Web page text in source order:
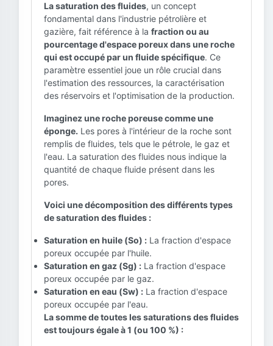
La saturation des fluides, un concept
fondamental dans l'industrie pétrolière et
gazière, fait référence à la fraction ou au
pourcentage d'espace poreux dans une roche
qui est occupé par un fluide spécifique. Ce
paramètre essentiel joue un rôle crucial dans
l'estimation des ressources, la caractérisation
des réservoirs et l'optimisation de la production.
Imaginez une roche poreuse comme une
éponge. Les pores à l'intérieur de la roche sont
remplis de fluides, tels que le pétrole, le gaz et
l'eau. La saturation des fluides nous indique la
quantité de chaque fluide présent dans les
pores.
Voici une décomposition des différents types
de saturation des fluides :
Saturation en huile (So) : La fraction d'espace
poreux occupée par l'huile.
Saturation en gaz (Sg) : La fraction d'espace
poreux occupée par le gaz.
Saturation en eau (Sw) : La fraction d'espace
poreux occupée par l'eau.
La somme de toutes les saturations des fluides
est toujours égale à 1 (ou 100 %) :